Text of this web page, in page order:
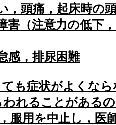
，頭痛，起床時の
害（注意力の低下
感，排尿困難
ても症状がよくな
われることがある
服用を中止し，医